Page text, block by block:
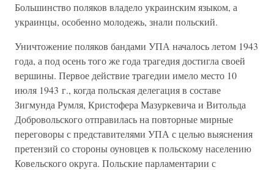
Большинство поляков владело украинским языком, а
украинцы, особенно молодежь, знали польский.
Уничтожение поляков бандами УПА началось летом 1943
года, а под осень того же года трагедия достигла своей
вершины. Первое действие трагедии имело место 10
июля 1943 г., когда польская делегация в составе
Зигмунда Румля, Кристофера Мазуркевича и Витольда
Добровольского отправилась на повторные мирные
переговоры с представителями УПА с целью выяснения
претензий со стороны оуновцев к польскому населению
Ковельского округа. Польские парламентарии с